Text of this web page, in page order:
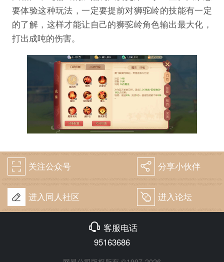
要体验这种玩法，一定要提前对狮驼岭的技能有一定
的了解，这样才能让自己的狮驼岭角色输出最大化，
打出成吨的伤害。
򰀁 关注公众号 򰀂 分享小伙伴
进入同人社区 򰀄 进入论坛
򰀃 客服电话
95163686